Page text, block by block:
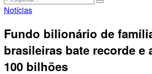
Notícias
Fundo bilionário de
brasileiras bate recorde e
100 bilhões